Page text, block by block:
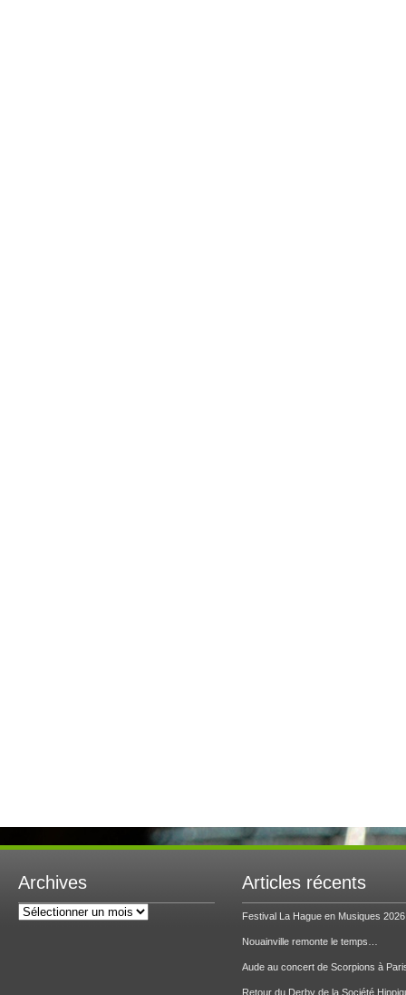
Archives
Archives
Articles récents
Festival La Hague en Musiques 2026
Nouainville remonte le temps…
Aude au concert de Scorpions à
Retour du Derby de la Société